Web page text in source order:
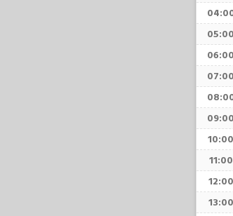
05:00
06:00
07:00
09:00
10:00
11:00
12:00
13:00